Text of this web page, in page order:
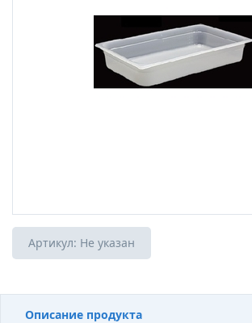
Артикул: Не указан
Описание продукта